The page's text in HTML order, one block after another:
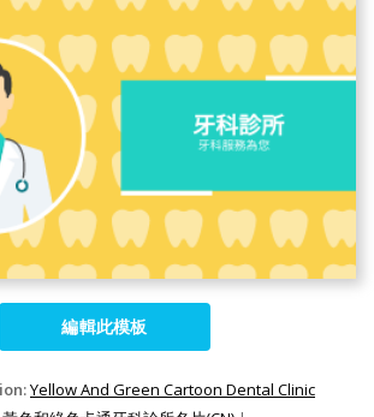
編輯此模板
Yellow And Green Cartoon Dental Clinic